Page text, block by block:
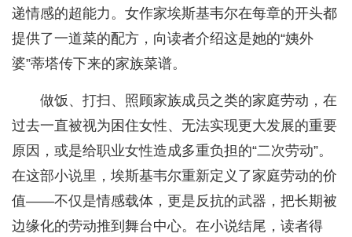
递情感的超能力。女作家埃斯基韦尔在每章的开头都
提供了一道菜的配方，向读者介绍这是她的“姨外
婆”蒂塔传下来的家族菜谱。
做饭、打扫、照顾家族成员之类的家庭劳动，在
过去一直被视为困住女性、无法实现更大发展的重要
原因，或是给职业女性造成多重负担的“二次劳动”。
在这部小说里，埃斯基韦尔重新定义了家庭劳动的价
值——不仅是情感载体，更是反抗的武器，把长期被
边缘化的劳动推到舞台中心。在小说结尾，读者得